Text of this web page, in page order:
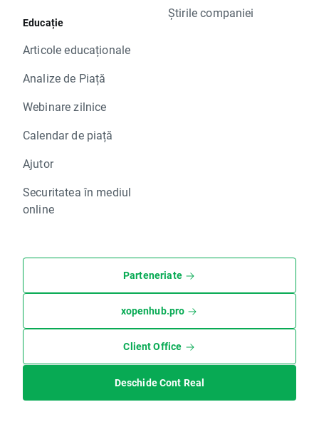
Educație
Articole educaționale
Analize de Piață
Webinare zilnice
Calendar de piață
Ajutor
Securitatea în mediul
online
Știrile companiei
Parteneriate
xopenhub.pro
Client Office
Deschide Cont Real